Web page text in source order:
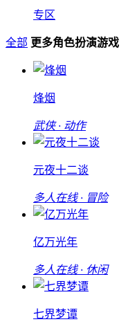
专区
全部 更多角色扮演游戏
烽烟
武侠 · 动作
元夜十二谈
多人在线 · 冒险
亿万光年
多人在线 · 休闲
七界梦谭